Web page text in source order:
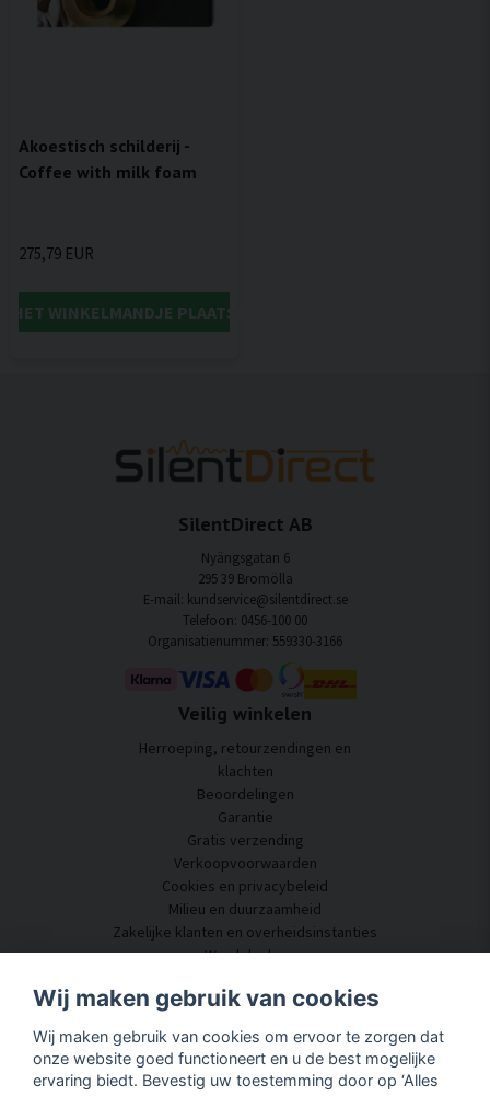
Akoestisch schilderij -
Coffee with milk foam
275,79 EUR
HET WINKELMANDJE PLAATSEN
SilentDirect AB
Nyängsgatan 6
295 39 Bromölla
E-mail: kundservice@silentdirect.se
Telefoon: 0456-100 00
Organisatienummer: 559330-3166
Veilig winkelen
Herroeping, retourzendingen en
klachten
Beoordelingen
Garantie
Gratis verzending
Verkoopvoorwaarden
Cookies en privacybeleid
Milieu en duurzaamheid
Zakelijke klanten en overheidsinstanties
Word dealer
Klantenservice
Neem contact met ons op
Akoestisch advies
Montage en installatie
Wij maken gebruik van cookies
Wij maken gebruik van cookies om ervoor te zorgen dat
onze website goed functioneert en u de best mogelijke
ervaring biedt. Bevestig uw toestemming door op ‘Alles